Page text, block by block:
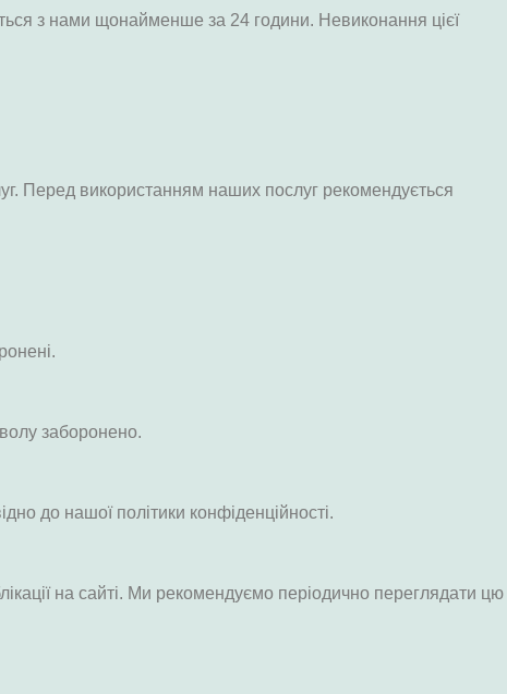
з нами щонайменше за 24 години. Невиконання цієї
Перед використанням наших послуг рекомендується
заборонено.
до нашої політики конфіденційності.
на сайті. Ми рекомендуємо періодично переглядати цю